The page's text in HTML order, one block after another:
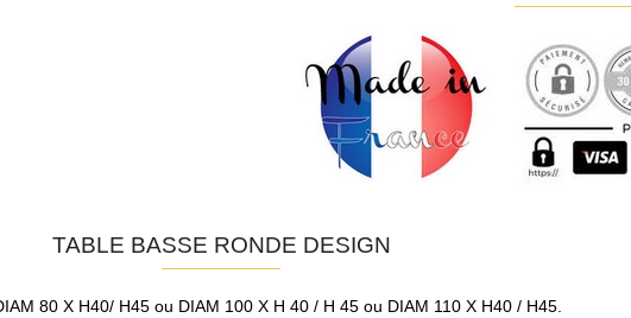
TABLE BASSE RONDE DESIGN
80 X H40/ H45 ou DIAM 100 X H 40 / H 45 ou DIAM 110 X H40 / H45.